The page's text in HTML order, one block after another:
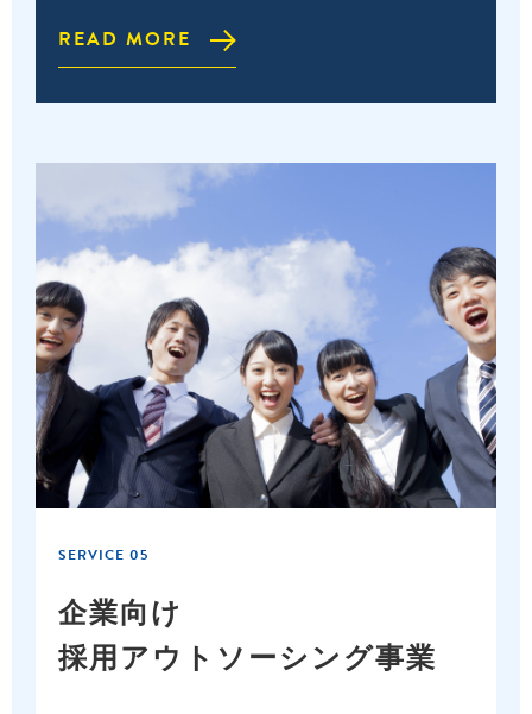
READ MORE
SERVICE 05
企業向け
採用 アウトソーシング事業